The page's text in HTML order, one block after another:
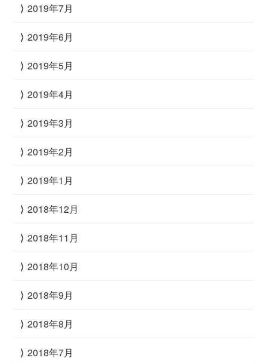
2019年7月
2019年6月
2019年5月
2019年4月
2019年3月
2019年2月
2019年1月
2018年12月
2018年11月
2018年10月
2018年9月
2018年8月
2018年7月